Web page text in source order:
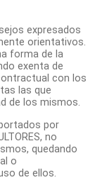
expresados
orientativos.
forma de la
exenta de
con los
las que
de los mismos.
por
no
quedando
o
de ellos.